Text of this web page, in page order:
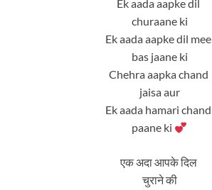
Ek aada aapke dil
churaane ki
Ek aada aapke dil mee
bas jaane ki
Chehra aapka chand
jaisa aur
Ek aada hamari chand
paane ki
एक अदा आपके दिल
चुराने की